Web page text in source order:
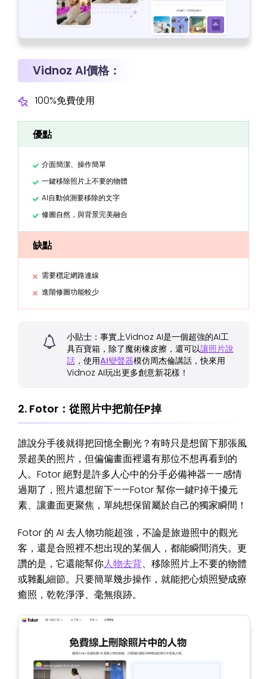
Vidnoz AI價格：
100%免費使用
優點
介面簡潔、操作簡單
一鍵移除照片上不要的物體
AI自動偵測要移除的文字
修圖自然，與背景完美融合
缺點
需要穩定網路連線
進階修圖功能較少
小貼士：事實上Vidnoz AI是一個超強的AI工
具百寶箱，除了魔術橡皮擦，還可以讓照片說
話，使用AI變聲器模仿周杰倫講話，快來用
Vidnoz AI玩出更多創意新花樣！
2. Fotor：從照片中把前任P掉
誰說分手後就得把回憶全刪光？有時只是想留下那張風
景超美的照片，但偏偏畫面裡還有那位不想再看到的
人。Fotor 絕對是許多人心中的分手必備神器——感情
過期了，照片還想留下——Fotor 幫你一鍵P掉干擾元
素、讓畫面更聚焦，單純想保留屬於自己的獨家瞬間！
Fotor 的 AI 去人物功能超強，不論是旅遊照中的觀光
客，還是合照裡不想出現的某個人，都能瞬間消失。更
讚的是，它還能幫你人物去背、移除照片上不要的物體
或雜亂細節。只要簡單幾步操作，就能把心煩照變成療
癒照，乾乾淨淨、毫無痕跡。